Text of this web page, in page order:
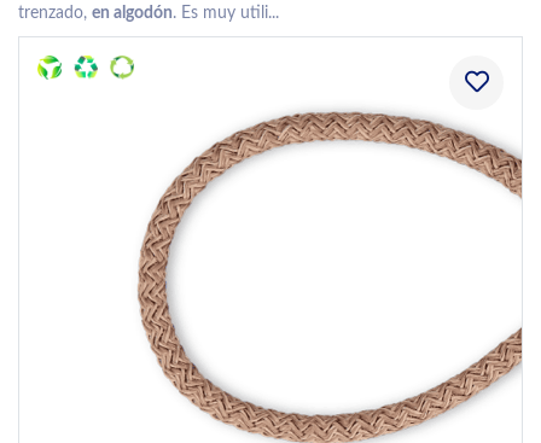
trenzado, en algodón. Es muy utili...